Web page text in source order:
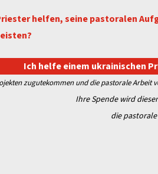
helfen, seine pastoralen
Ich helfe einem ukrainischen
zugutekommen und die pastorale Arbeit
Ihre Spende wird
die